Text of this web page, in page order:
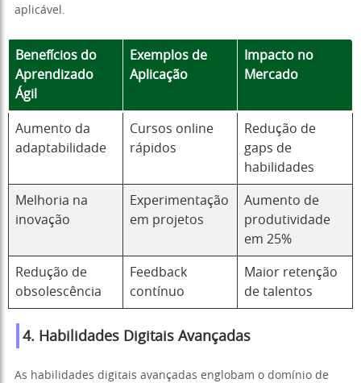
aplicável.
Benefícios do
Aprendizado
Ágil
Exemplos de
Aplicação
Impacto no
Mercado
Aumento da
adaptabilidade
Cursos online
rápidos
Redução de
gaps de
habilidades
Melhoria na
inovação
Experimentação
em projetos
Aumento de
produtividade
em 25%
Redução de
obsolescência
Feedback
contínuo
Maior retenção
de talentos
4. Habilidades Digitais Avançadas
As habilidades digitais avançadas englobam o domínio de